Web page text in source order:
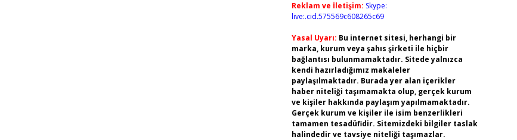
Reklam ve İletişim: Skype:
live:.cid.575569c608265c69
Yasal Uyarı: Bu internet sitesi, herhangi bir
marka, kurum veya şahıs şirketi ile hiçbir
bağlantısı bulunmamaktadır. Sitede yalnızca
kendi hazırladığımız makaleler
paylaşılmaktadır. Burada yer alan içerikler
haber niteliği taşımamakta olup, gerçek kurum
ve kişiler hakkında paylaşım yapılmamaktadır.
Gerçek kurum ve kişiler ile isim benzerlikleri
tamamen tesadüfidir. Sitemizdeki bilgiler taslak
halindedir ve tavsiye niteliği taşımazlar.